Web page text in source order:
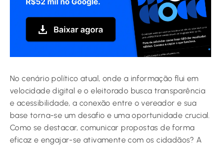
No cenário político atual, onde a informação flui em
velocidade digital e o eleitorado busca transparência
e acessibilidade, a conexão entre o vereador e sua
base torna-se um desafio e uma oportunidade crucial.
Como se destacar, comunicar propostas de forma
eficaz e engajar-se ativamente com os cidadãos? A